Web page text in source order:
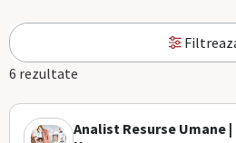
6 rezultate
Analist Resurse Umane |